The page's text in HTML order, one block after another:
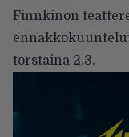
Finnkinon
torstaina 2.3.